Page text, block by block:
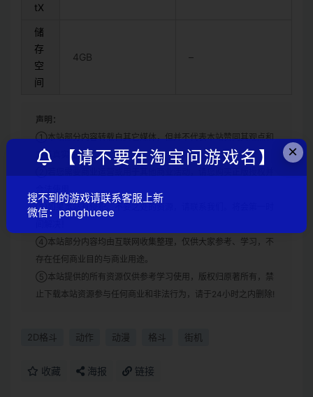
tX
储
存
空
间
4GB –
声明：
①本站部分内容转载自其它媒体，但并不代表本站赞同其观点和
对其真实性负责。
③如果本站有侵犯、不妥之处的资源，请联系我们。将会第一时
④本站部分内容均由互联网收集整理，仅供大家参考、学习，不
存在任何商业目的与商业用途。
⑤本站提供的所有资源仅供参考学习使用，版权归原著所有，禁
止下载本站资源参与任何商业和非法行为，请于24小时之内删除!
2D格斗 动作 动漫 格斗 街机
收藏 海报 链接
×
【请不要在淘宝问游戏名】
搜不到的游戏请联系客服上新
微信：panghueee